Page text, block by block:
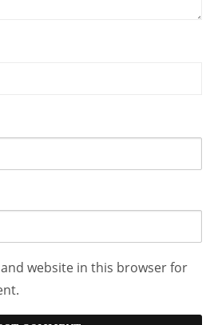
website in this browser for